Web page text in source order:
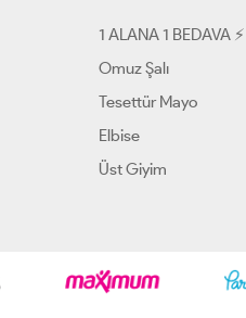
1 ALANA 1 BEDAVA ⚡
Omuz Şalı
Tesettür Mayo
Elbise
Üst Giyim